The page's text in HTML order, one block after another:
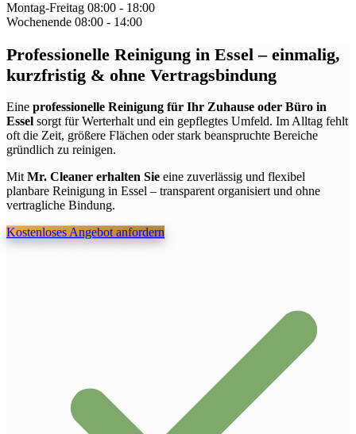
Montag-Freitag 08:00 - 18:00
Wochenende 08:00 - 14:00
Professionelle Reinigung in Essel– einmalig,
kurzfristig & ohne Vertragsbindung
Eine professionelle Reinigung für Ihr Zuhause oder Büro in
Essel sorgt für Werterhalt und ein gepflegtes Umfeld. Im Alltag fehlt
oft die Zeit, größere Flächen oder stark beanspruchte Bereiche
gründlich zu reinigen.
Mit Mr. Cleaner erhalten Sie eine zuverlässig und flexibel
planbare Reinigung in Essel – transparent organisiert und ohne
vertragliche Bindung.
Kostenloses Angebot anfordern